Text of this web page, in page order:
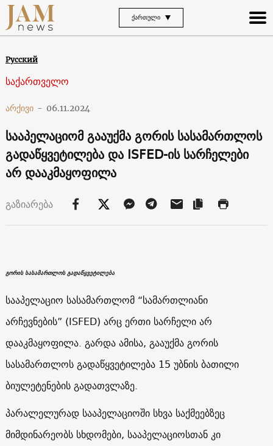
ᲥᲐᲠᲗᲣᲚᲘ
Русский
საქართველო
არქივი - 06.11.2024
სააპელაციომ გააუქმა გორის სასამართლოს
გადაწყვეტილება და ISFED-ის სარჩელები
არ დააკმაყოფილა
გაზიარება
გორის სასამართლოს გადაწყვეტილება
სააპელაციო სასამართლომ “სამართლიანი
არჩევნების” (ISFED) არც ერთი სარჩელი არ
დააკმაყოფილა. გარდა ამისა, გააუქმა გორის
სასამართლოს გადაწყვეტილება 15 უბნის ბათილი
ბიულეტენების გადათვლაზე.
პარალელურად სააპელაციოში სხვა საქმეებზეც
მიმდინარეობს სხდომები, სააპელაციოსთან კი